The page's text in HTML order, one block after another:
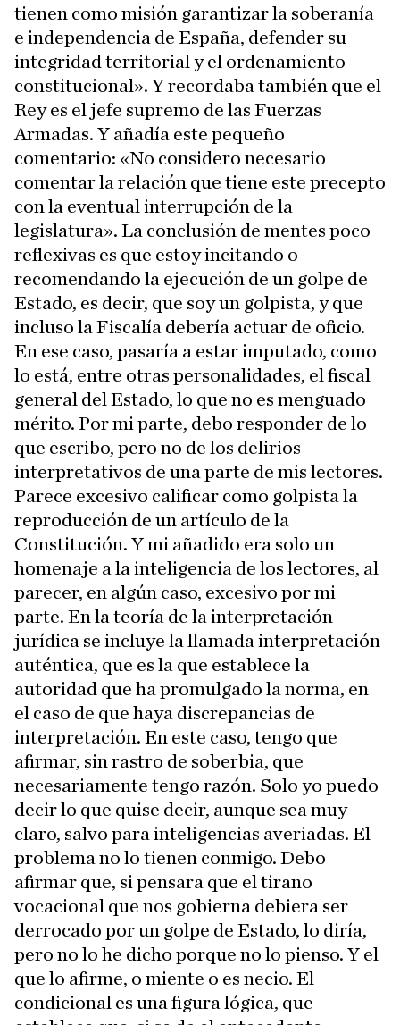
tienen como misión garantizar la soberanía
e independencia de España, defender su
integridad territorial y el ordenamiento
constitucional». Y recordaba también que el
Rey es el jefe supremo de las Fuerzas
Armadas. Y añadía este pequeño
comentario: «No considero necesario
comentar la relación que tiene este precepto
con la eventual interrupción de la
legislatura». La conclusión de mentes poco
reflexivas es que estoy incitando o
recomendando la ejecución de un golpe de
Estado, es decir, que soy un golpista, y que
incluso la Fiscalía debería actuar de oficio.
En ese caso, pasaría a estar imputado, como
lo está, entre otras personalidades, el fiscal
general del Estado, lo que no es menguado
mérito. Por mi parte, debo responder de lo
que escribo, pero no de los delirios
interpretativos de una parte de mis lectores.
Parece excesivo calificar como golpista la
reproducción de un artículo de la
Constitución. Y mi añadido era solo un
homenaje a la inteligencia de los lectores, al
parecer, en algún caso, excesivo por mi
parte. En la teoría de la interpretación
jurídica se incluye la llamada interpretación
auténtica, que es la que establece la
autoridad que ha promulgado la norma, en
el caso de que haya discrepancias de
interpretación. En este caso, tengo que
afirmar, sin rastro de soberbia, que
necesariamente tengo razón. Solo yo puedo
decir lo que quise decir, aunque sea muy
claro, salvo para inteligencias averiadas. El
problema no lo tienen conmigo. Debo
afirmar que, si pensara que el tirano
vocacional que nos gobierna debiera ser
derrocado por un golpe de Estado, lo diría,
pero no lo he dicho porque no lo pienso. Y el
que lo afirme, o miente o es necio. El
condicional es una figura lógica, que